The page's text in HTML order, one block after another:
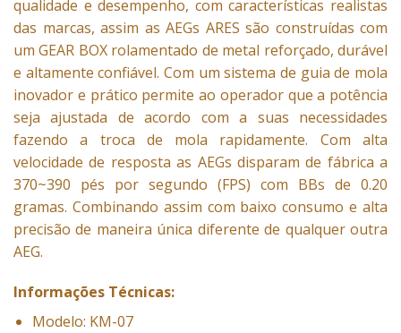
qualidade e desempenho, com características realistas
das marcas, assim as AEGs ARES são construídas com
um GEAR BOX rolamentado de metal reforçado, durável
e altamente confiável. Com um sistema de guia de mola
inovador e prático permite ao operador que a potência
seja ajustada de acordo com a suas necessidades
fazendo a troca de mola rapidamente. Com alta
velocidade de resposta as AEGs disparam de fábrica a
370~390 pés por segundo (FPS) com BBs de 0.20
gramas. Combinando assim com baixo consumo e alta
precisão de maneira única diferente de qualquer outra
AEG.
Informações Técnicas:
Modelo: KM-07